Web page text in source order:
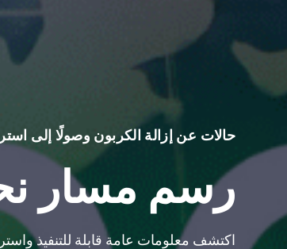
حالات عن إزالة الكربون وصولًا إلى
رسم مسار
اكتشف معلومات عامة قابلة للتنفيذ